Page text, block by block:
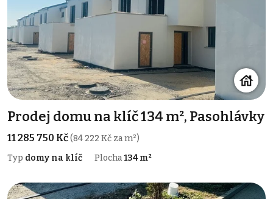
Prodej domu na klíč 134 m², Pasohlávky
11 285 750 Kč(84 222 Kč za m²)
Typ domy na klíč Plocha134 m²